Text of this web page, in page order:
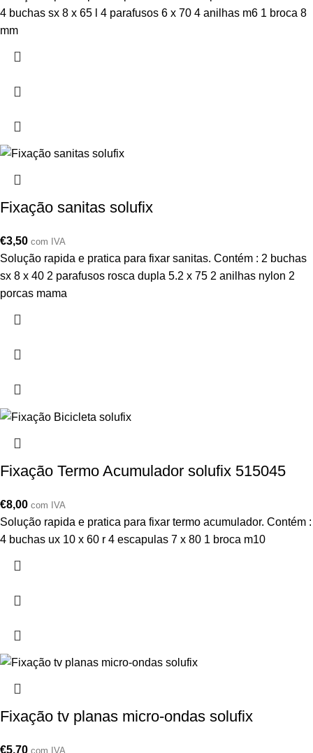
4 buchas sx 8 x 65 l 4 parafusos 6 x 70 4 anilhas m6 1 broca 8
mm
Fixação sanitas solufix
€3,50 com IVA
Solução rapida e pratica para fixar sanitas. Contém : 2 buchas
sx 8 x 40 2 parafusos rosca dupla 5.2 x 75 2 anilhas nylon 2
porcas mama
Fixação Termo Acumulador solufix 515045
€8,00 com IVA
Solução rapida e pratica para fixar termo acumulador. Contém :
4 buchas ux 10 x 60 r 4 escapulas 7 x 80 1 broca m10
Fixação tv planas micro-ondas solufix
€5,70 com IVA